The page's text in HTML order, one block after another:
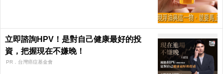
立即諮詢HPV！是對自己健康最好的投
資，把握現在不嫌晚！
PR．台灣癌症基金會